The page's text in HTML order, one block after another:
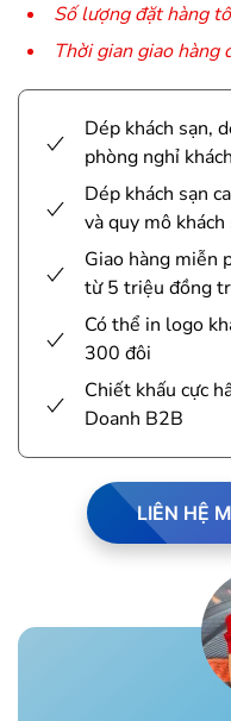
Số lượng đặt hàng
Thời gian giao hàng
Dép khách sạn,
phòng nghỉ
Dép khách sạn
và quy mô khách
Giao hàng miễn
từ 5 triệu đồng
Có thể in logo
300 đôi
Chiết khấu cực
Doanh B2B
LIÊN HỆ